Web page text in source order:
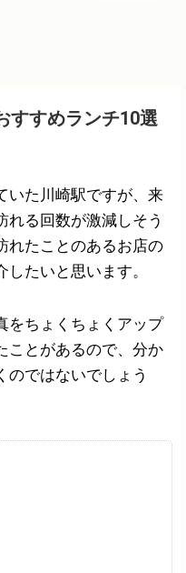
すすめランチ10選
いた川崎駅ですが、来
れる回数が激減しそう
れたことのあるお店の
たいと思います。
をちょくちょくアップ
ことがあるので、分か
のではないでしょう